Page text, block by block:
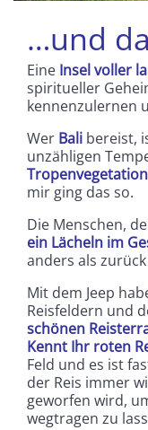
…und
Eine Insel voller
spiritueller
kennenzulernen
Wer Bali bereist,
unzähligen
Tropenvegetation
mir ging das so.
Die Menschen,
ein Lächeln im
anders als
Mit dem Jeep
Reisfeldern und
schönen
Kennt Ihr roten
Feld und es ist
der Reis immer
geworfen wird,
wegtragen zu